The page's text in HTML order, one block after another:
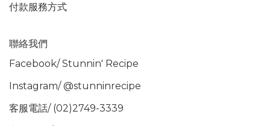
付款服務方式
聯絡我們
Facebook/Stunnin' Recipe
Instagram/@stunninrecipe
客服電話/ (02)2749-3339